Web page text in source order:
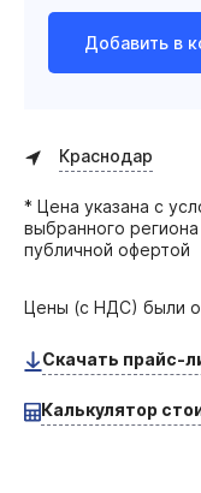
Добавить в
Краснодар
* Цена указана с
выбранного
публичной офертой
Цены (с НДС) были
Скачать прайс-
Калькулятор